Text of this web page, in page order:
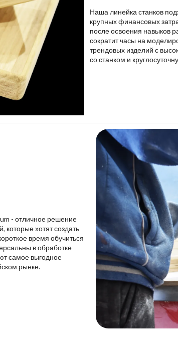
Наша линейка станков
крупных финансовых
после освоения навыков
сократит часы на
трендовых изделий с
со станком и
- отличное решение
хотят создать
время обучиться
в обработке
самое выгодное
рынке.